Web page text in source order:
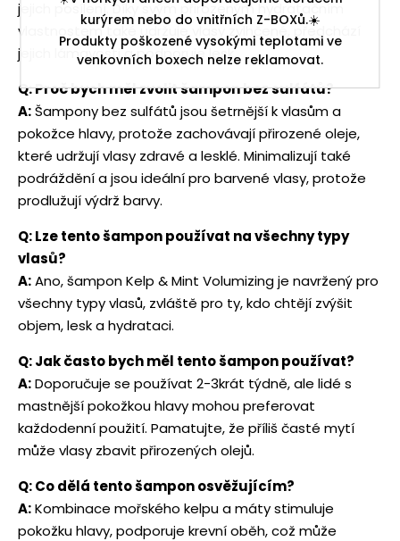
kurýrem nebo do vnitřních Z-BOXů.☀️
Produkty poškozené vysokými teplotami ve
venkovních boxech nelze reklamovat.
jejich posílení. Díky svým přirozeným hydratačním
vlastnostem také udržuje vlasy zvlhčené, předchází
jejich lámavosti a podporuje lesk.
Q: Proč bych měl zvolit šampon bez sulfátů?
A:Šampony bez sulfátů jsou šetrnější k vlasům a
pokožce hlavy, protože zachovávají přirozené oleje,
které udržují vlasy zdravé a lesklé. Minimalizují také
podráždění a jsou ideální pro barvené vlasy, protože
prodlužují výdrž barvy.
Q: Lze tento šampon používat na všechny typy
vlasů?
A:Ano, šampon Kelp & Mint Volumizing je navržený pro
všechny typy vlasů, zvláště pro ty, kdo chtějí zvýšit
objem, lesk a hydrataci.
Q: Jak často bych měl tento šampon používat?
A:Doporučuje se používat 2-3krát týdně, ale lidé s
mastnější pokožkou hlavy mohou preferovat
každodenní použití. Pamatujte, že příliš časté mytí
může vlasy zbavit přirozených olejů.
Q: Co dělá tento šampon osvěžujícím?
A:Kombinace mořského kelpu a máty stimuluje
pokožku hlavy, podporuje krevní oběh, což může